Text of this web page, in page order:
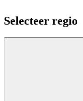
Selecteer regio